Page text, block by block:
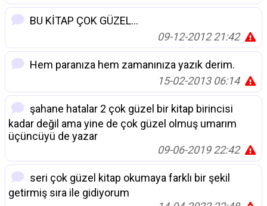
BU KİTAP ÇOK GÜZEL...
09-12-2012 21:42
Hem paranıza hem zamanınıza yazık derim.
15-02-2013 06:14
şahane hatalar 2 çok güzel bir kitap birincisi
kadar değil ama yine de çok güzel olmuş umarım
üçüncüyü de yazar
09-06-2019 22:42
seri çok güzel kitap okumaya farklı bir şekil
getirmiş sıra ile gidiyorum